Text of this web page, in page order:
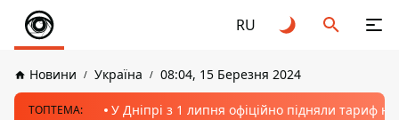
RU
Новини Україна 08:04, 15 Березня 2024
ТОПТЕМА: У Дніпрі з 1 липня офіційно підняли тариф